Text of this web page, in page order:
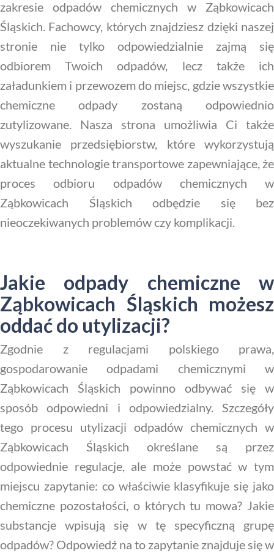
zakresie odpadów chemicznych w Ząbkowicach
Śląskich. Fachowcy, których znajdziesz dzięki naszej
stronie nie tylko odpowiedzialnie zajmą się
odbiorem Twoich odpadów, lecz także ich
załadunkiem i przewozem do miejsc, gdzie wszystkie
chemiczne odpady zostaną odpowiednio
zutylizowane. Nasza strona umożliwia Ci także
wyszukanie przedsiębiorstw, które wykorzystują
aktualne technologie transportowe zapewniające, że
proces odbioru odpadów chemicznych w
Ząbkowicach Śląskich odbędzie się bez
nieoczekiwanych problemów czy komplikacji.
Jakie odpady chemiczne w
Ząbkowicach Śląskich możesz
oddać do utylizacji?
Zgodnie z regulacjami polskiego prawa,
gospodarowanie odpadami chemicznymi w
Ząbkowicach Śląskich powinno odbywać się w
sposób odpowiedni i odpowiedzialny. Szczegóły
tego procesu utylizacji odpadów chemicznych w
Ząbkowicach Śląskich określane są przez
odpowiednie regulacje, ale może powstać w tym
miejscu zapytanie: co właściwie klasyfikuje się jako
chemiczne pozostałości, o których tu mowa? Jakie
substancje wpisują się w tę specyficzną grupę
odpadów? Odpowiedź na to zapytanie znajduje się w